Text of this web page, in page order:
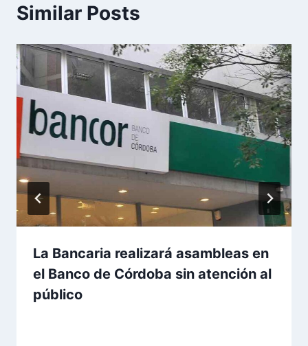
Similar Posts
La Bancaria realizará asambleas en
el Banco de Córdoba sin atención al
público